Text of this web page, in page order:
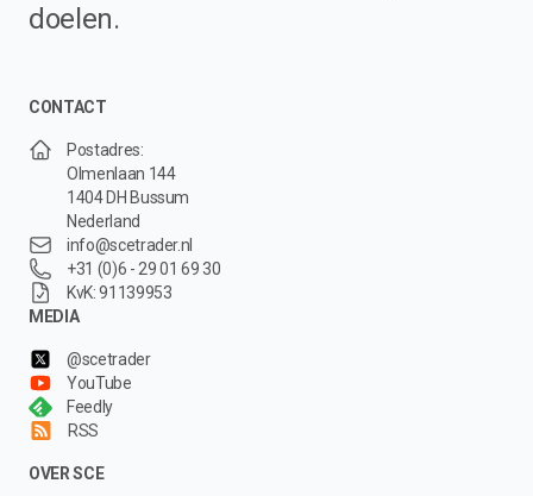
doelen.
CONTACT
Postadres:
Olmenlaan 144
1404 DH Bussum
Nederland
info@scetrader.nl
+31 (0)6 - 29 01 69 30
KvK: 91139953
MEDIA
@scetrader
YouTube
Feedly
RSS
OVER SCE